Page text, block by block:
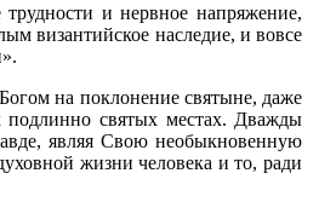
и нервное напряжение,
византийское наследие, и вовсе
на поклонение святыне, даже
святых местах. Дважды
являя Свою необыкновенную
жизни человека и то, ради